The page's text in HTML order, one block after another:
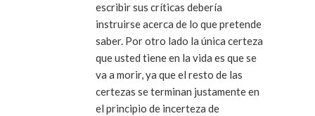
escribir sus críticas debería
instruirse acerca de lo que pretende
saber. Por otro lado la única certeza
que usted tiene en la vida es que se
va a morir, ya que el resto de las
certezas se terminan justamente en
el principio de incerteza de